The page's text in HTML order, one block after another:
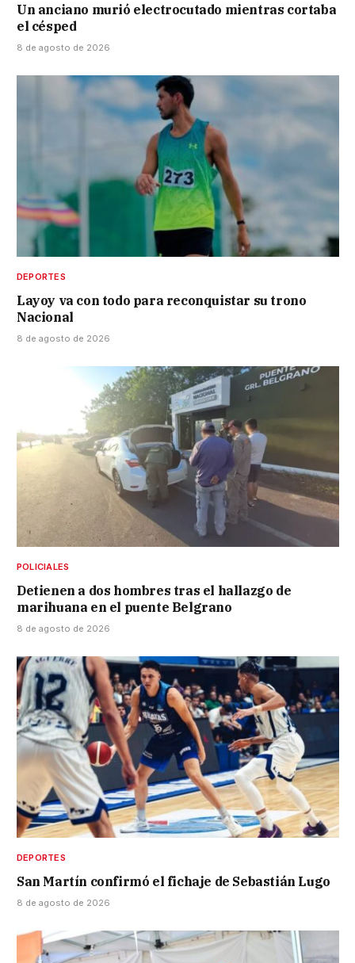
Un anciano murió electrocutado mientras cortaba
el césped
8 de agosto de 2026
DEPORTES
Layoy va con todo para reconquistar su trono
Nacional
8 de agosto de 2026
POLICIALES
Detienen a dos hombres tras el hallazgo de
marihuana en el puente Belgrano
8 de agosto de 2026
DEPORTES
San Martín confirmó el fichaje de Sebastián Lugo
8 de agosto de 2026